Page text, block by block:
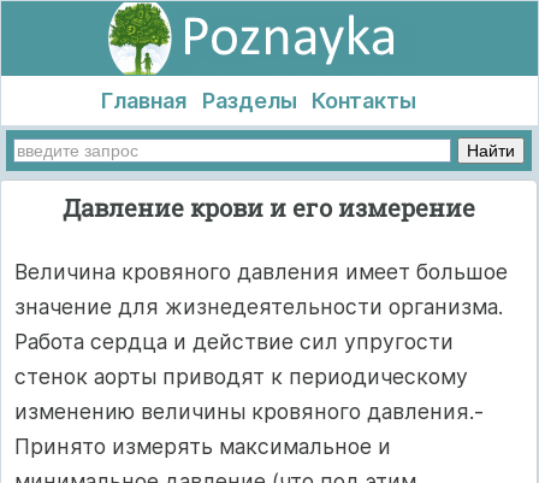
Главная Разделы Контакты
Давление крови и его измерение
Величина кровяного давления имеет большое
значение для жизнедеятельности организма.
Работа сердца и действие сил упругости
стенок аорты приводят к периодическому
изменению величины кровяного давления.-
Принято измерять максимальное и